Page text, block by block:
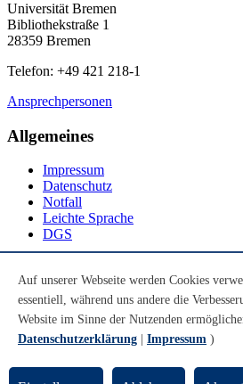
Universität Bremen
Bibliothekstraße 1
28359 Bremen
Telefon: +49 421 218-1
Ansprechpersonen
Allgemeines
Impressum
Datenschutz
Notfall
Leichte Sprache
DGS
Youtube
Instagram
LinkedIn
Auf unserer Webseite werden Cookies
essentiell, während uns andere die
Website im Sinne der Nutzenden
Datenschutzerklärung
Impressum )